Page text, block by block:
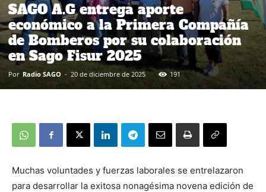
SAGO A.G entrega aporte
económico a la Primera Compañía
de Bomberos por su colaboración
en Sago Fisur 2025
Por Radio SAGO - 20 de diciembre de 2025 191
Muchas voluntades y fuerzas laborales se entrelazaron
para desarrollar la exitosa nonagésima novena edición de